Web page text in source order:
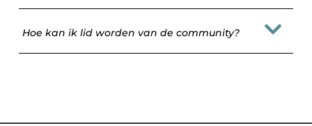
Hoe kan ik lid worden van de community?